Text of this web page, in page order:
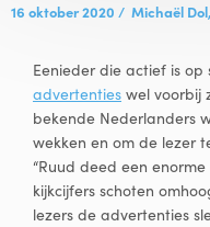
16 oktober 2020 / Michaël Dol,
Eenieder die actief is
advertenties wel voorbij
bekende Nederlanders
wekken en om de lezer
“Ruud deed een
kijkcijfers schoten
lezers de advertenties